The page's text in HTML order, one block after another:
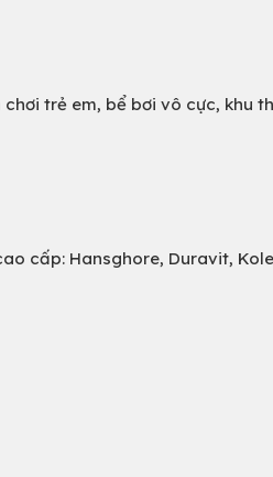
chơi trẻ em, bể bơi vô cực, khu
cấp: Hansghore, Duravit,